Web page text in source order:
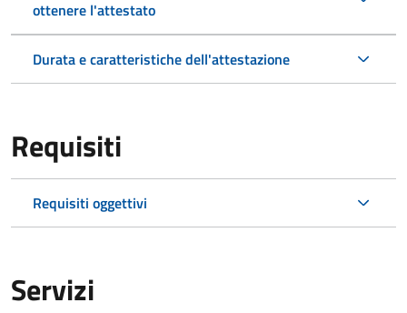
ottenere l'attestato
Durata e caratteristiche dell'attestazione
Requisiti
Requisiti oggettivi
Servizi